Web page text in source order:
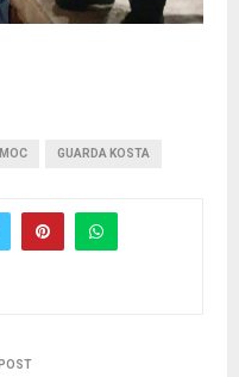
GUARDA KOSTA